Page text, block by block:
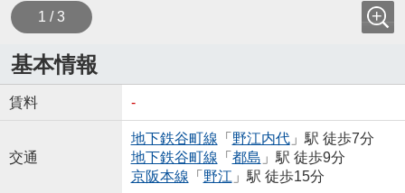
1 / 3
基本情報
賃料 -
交通
地下鉄谷町線 「 野江内代」駅 徒歩7分
地下鉄谷町線 「 都島 」駅 徒歩9分
京阪本線 「 野江 」駅 徒歩15分